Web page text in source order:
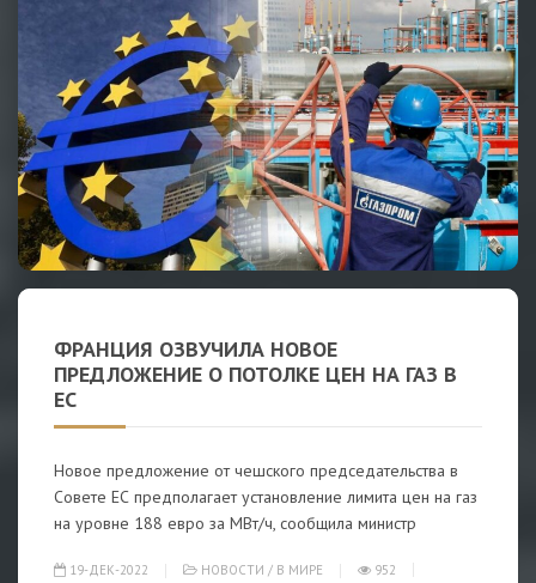
ФРАНЦИЯ ОЗВУЧИЛА НОВОЕ
ПРЕДЛОЖЕНИЕ О ПОТОЛКЕ ЦЕН НА ГАЗ В
ЕС
Новое предложение от чешского председательства в
Совете ЕС предполагает установление лимита цен на газ
на уровне 188 евро за МВт/ч, сообщила министр
19-ДЕК-2022 НОВОСТИ / В МИРЕ 952